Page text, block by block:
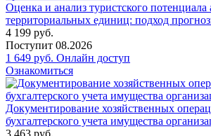
Оценка и анализ туристского
территориальных единиц: подход
4 199 руб.
Поступит 08.2026
1 649 руб. Онлайн доступ
Ознакомиться
Документирование хозяйственных
бухгалтерского учета имущества
3 463 руб.